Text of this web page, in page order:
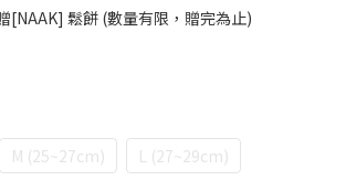
[NAAK] 鬆餅 (數量有限，贈完為止)
M (25~27cm) L (27~29cm)